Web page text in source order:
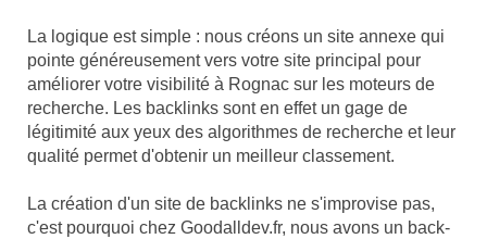
La logique est simple : nous créons un site annexe qui
pointe généreusement vers votre site principal pour
améliorer votre visibilité à Rognac sur les moteurs de
recherche. Les backlinks sont en effet un gage de
légitimité aux yeux des algorithmes de recherche et leur
qualité permet d'obtenir un meilleur classement.
La création d'un site de backlinks ne s'improvise pas,
c'est pourquoi chez Goodalldev.fr, nous avons un back-